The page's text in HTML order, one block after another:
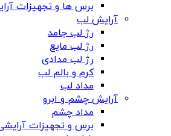
برس ها و تجهیزات
آرایش لب
رژ لب جامد
رژ لب مایع
رژ لب مدادی
کرم و بالم لب
مداد لب
آرایش چشم و ابرو
مداد چشم
برس و تجهیزات